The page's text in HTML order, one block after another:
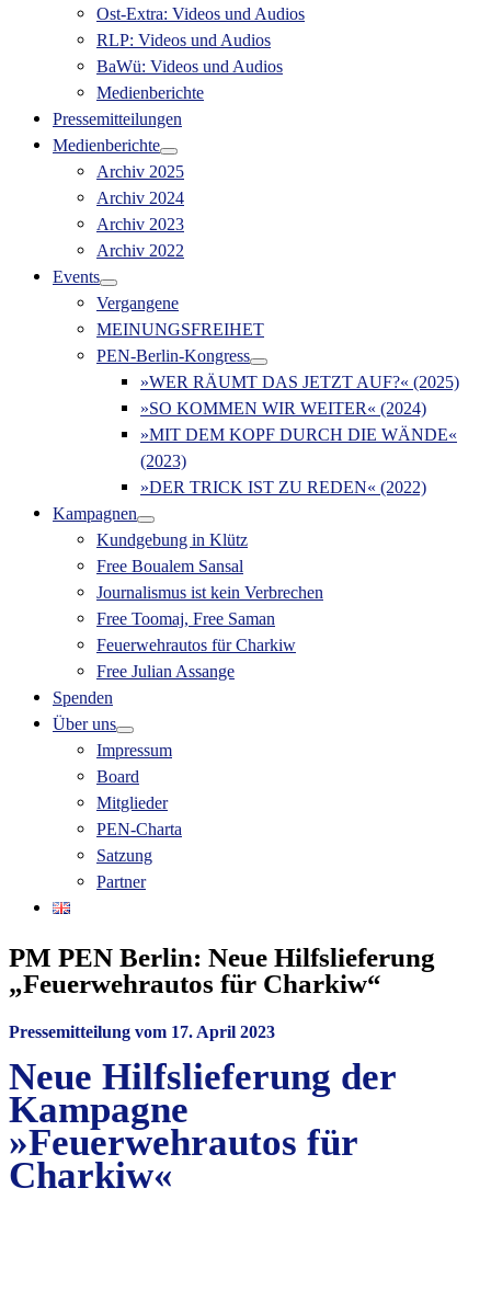
Ost-Extra: Videos und Audios
RLP: Videos und Audios
BaWü: Videos und Audios
Medienberichte
Pressemitteilungen
Medienberichte
Archiv 2025
Archiv 2024
Archiv 2023
Archiv 2022
Events
Vergangene
MEINUNGSFREIHET
PEN-Berlin-Kongress
»WER RÄUMT DAS JETZT AUF?« (2025)
»SO KOMMEN WIR WEITER« (2024)
»MIT DEM KOPF DURCH DIE WÄNDE«
(2023)
»DER TRICK IST ZU REDEN« (2022)
Kampagnen
Kundgebung in Klütz
Free Boualem Sansal
Journalismus ist kein Verbrechen
Free Toomaj, Free Saman
Feuerwehrautos für Charkiw
Free Julian Assange
Spenden
Über uns
Impressum
Board
Mitglieder
PEN-Charta
Satzung
Partner
PM PEN Berlin: Neue Hilfslieferung
„Feuerwehrautos für Charkiw“
Pressemitteilung vom 17. April 2023
Neue Hilfslieferung der
Kampagne
»Feuerwehrautos für
Charkiw«